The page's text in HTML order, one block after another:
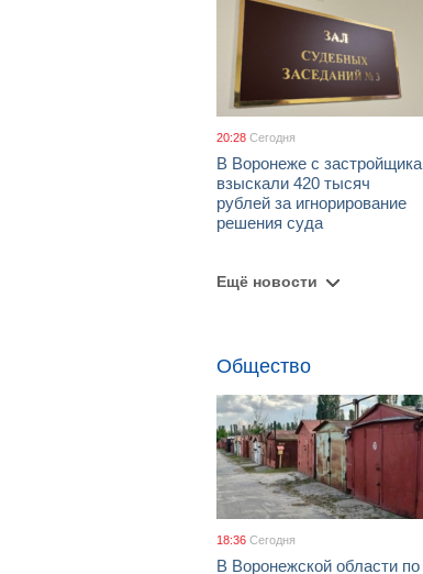
20:28 Сегодня
В Воронеже с застройщика
взыскали 420 тысяч
рублей за игнорирование
решения суда
Ещё новости
Общество
18:36 Сегодня
В Воронежской области по